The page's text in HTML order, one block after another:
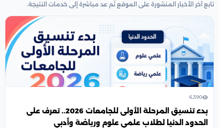
تابع آخر الأخبار المنشورة على الموقع ثم عد مباشرة إلى خدمات النتيجة.
6,390
بدء تنسيق المرحلة الأولى للجامعات 2026.. تعرف على
الحدود الدنيا لطلاب علمي علوم ورياضة وأدبي